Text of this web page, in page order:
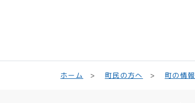
ホーム 町民の方へ 町の情報